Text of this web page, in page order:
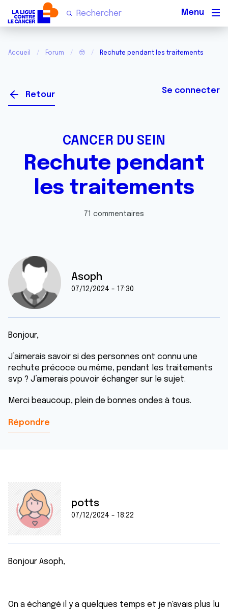
Accueil Forum 🥹 Rechute pendant les traitements
Retour Se connecter
CANCER DU SEIN
Rechute pendant
les traitements
71 commentaires
Asoph
07/12/2024 - 17:30
Bonjour,
J’aimerais savoir si des personnes ont connu une
rechute précoce ou même, pendant les traitements
svp ? J’aimerais pouvoir échanger sur le sujet.
Merci beaucoup, plein de bonnes ondes à tous.
Répondre
potts
07/12/2024 - 18:22
Bonjour Asoph,
On a échangé il y a quelques temps et je n'avais plus lu